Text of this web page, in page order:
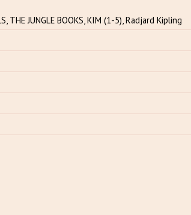
THE JUNGLE BOOKS, KIM (1-5), Radjard Kipling